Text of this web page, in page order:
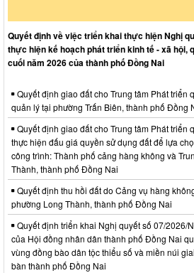
Quyết định về việc triển khai thực hiện Nghị
thực hiện kế hoạch phát triển kinh tế - xã hội,
cuối năm 2026 của thành phố Đồng Nai
Quyết định giao đất cho Trung tâm Phát triển
quản lý tại phường Trấn Biên, thành phố Đồng
Quyết định giao đất cho Trung tâm Phát triển
thực hiện đấu giá quyền sử dụng đất để lựa
công trình: Thành phố cảng hàng không và
Thành, thành phố Đồng Nai
Quyết định thu hồi đất do Cảng vụ hàng
phường Long Thành, thành phố Đồng Nai
Quyết định triển khai Nghị quyết số 07/2026/
của Hội đồng nhân dân thành phố Đồng Nai
vùng đồng bào dân tộc thiểu số và miền núi
bàn thành phố Đồng Nai